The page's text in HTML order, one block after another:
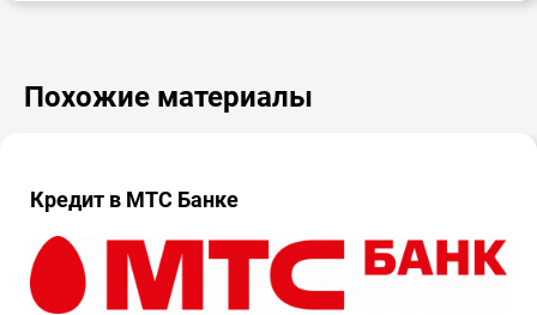
Похожие материалы
Кредит в МТС Банке